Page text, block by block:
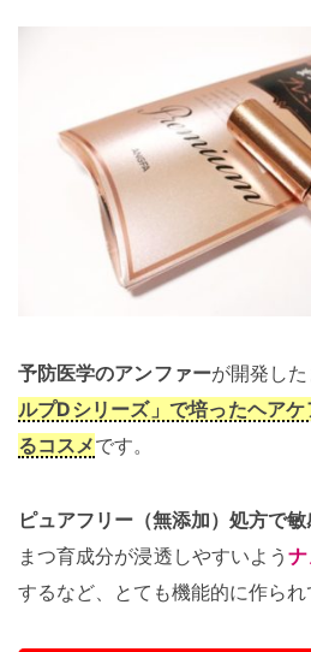
予防医学のアンファーが開発し
ルプDシリーズ」で培ったヘア
るコスメです。
ピュアフリー（無添加）処方で
まつ育成分が浸透しやすいよう
するなど、とても機能的に作られ